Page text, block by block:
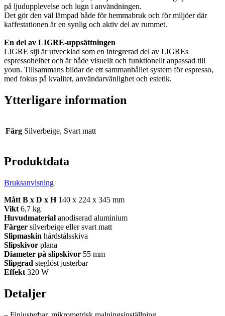
på ljudupplevelse och lugn i användningen.
Det gör den väl lämpad både för hemmabruk och för miljöer där
kaffestationen är en synlig och aktiv del av rummet.
En del av LIGRE‑uppsättningen
LIGRE siji är utvecklad som en integrerad del av LIGREs
espressohelhet och är både visuellt och funktionellt anpassad till
youn. Tillsammans bildar de ett sammanhållet system för espresso,
med fokus på kvalitet, användarvänlighet och estetik.
Ytterligare information
Färg Silverbeige, Svart matt
Produktdata
Bruksanvisning
Mått B x D x H140 x 224 x 345 mm
Vikt 6,7 kg
Huvudmaterial anodiserad aluminium
Färger silverbeige eller svart matt
Slipmaskin hårdstålsskiva
Slipskivor plana
Diameter på slipskivor 55 mm
Slipgrad steglöst justerbar
Effekt 320 W
Detaljer